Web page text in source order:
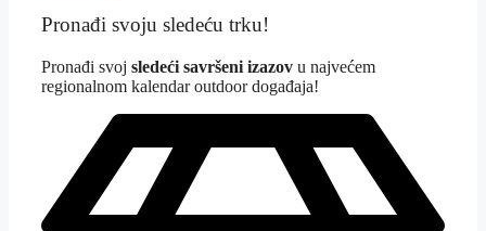
Pronađi svoju sledeću trku!
Pronađi svoj sledeći savršeni izazov u najvećem
regionalnom kalendar outdoor događaja!